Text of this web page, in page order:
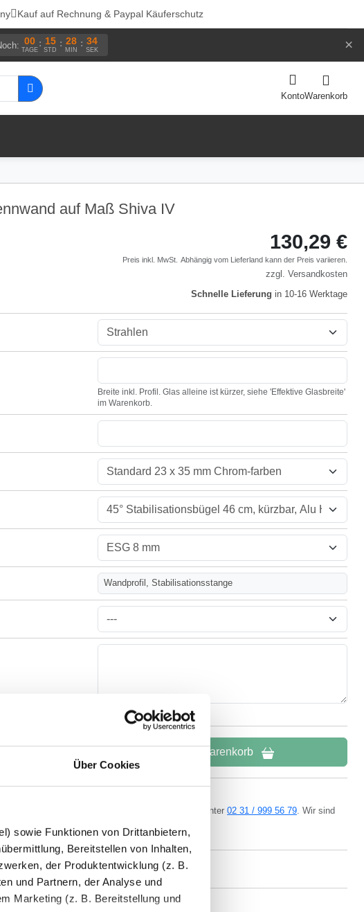
Über Cookies
sowie Funktionen von Drittanbietern,
Bereitstellen von Inhalten,
der Produktentwicklung (z. B.
und Partnern, der Analyse und
Marketing (z. B. Bereitstellung und
Kauf auf Rechnung & Paypal Käuferschutz
00
TAGE
: 15
STD
: 28
MIN
: 34
SEK ×
KontoWarenkorb
auf Maß Shiva IV
130,29 €
Preis inkl. MwSt. Abhängig vom Lieferland kann der Preis variieren.
zzgl. Versandkosten
Schnelle Lieferung in 10-16 Werktage
Breite inkl. Profil. Glas alleine ist kürzer, siehe 'Effektive Glasbreite'
im Warenkorb.
Wandprofil, Stabilisationsstange
In den Warenkorb
oder Telefon unter 02 31 / 999 56 79. Wir sind
für Sie da.
Fertigung in eigener Produktion